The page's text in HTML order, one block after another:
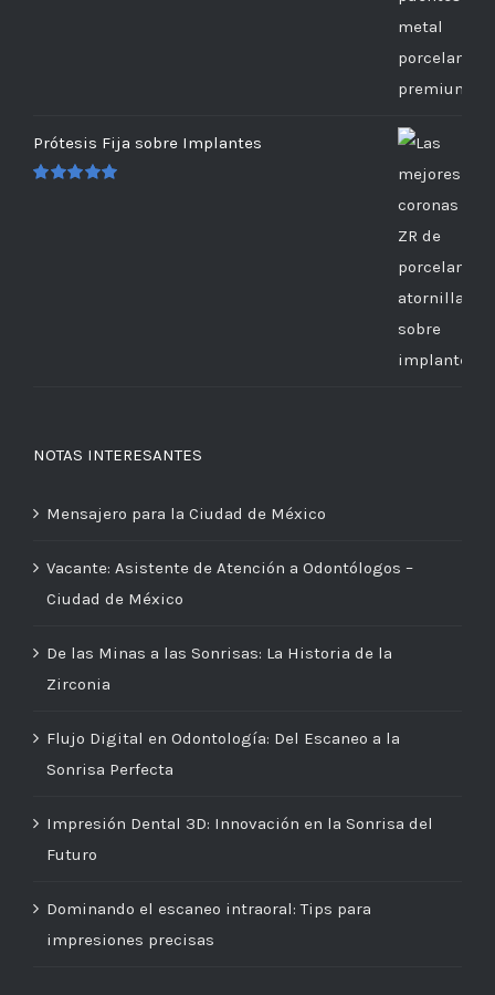
Prótesis Fija sobre Implantes
NOTAS INTERESANTES
Mensajero para la Ciudad de México
Vacante: Asistente de Atención a Odontólogos –
Ciudad de México
De las Minas a las Sonrisas: La Historia de la
Zirconia
Flujo Digital en Odontología: Del Escaneo a la
Sonrisa Perfecta
Impresión Dental 3D: Innovación en la Sonrisa del
Futuro
Dominando el escaneo intraoral: Tips para
impresiones precisas